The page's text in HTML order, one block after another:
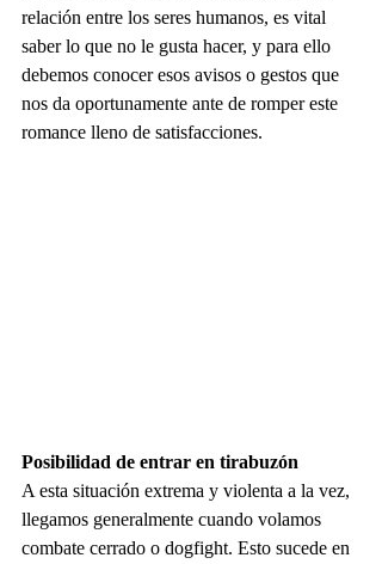
relación entre los seres humanos, es vital
saber lo que no le gusta hacer, y para ello
debemos conocer esos avisos o gestos que
nos da oportunamente ante de romper este
romance lleno de satisfacciones.
Posibilidad de entrar en tirabuzón
A esta situación extrema y violenta a la vez,
llegamos generalmente cuando volamos
combate cerrado o dogfight. Esto sucede en